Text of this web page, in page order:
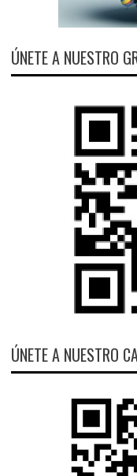
ÚNETE A NUESTRO
ÚNETE A NUESTRO